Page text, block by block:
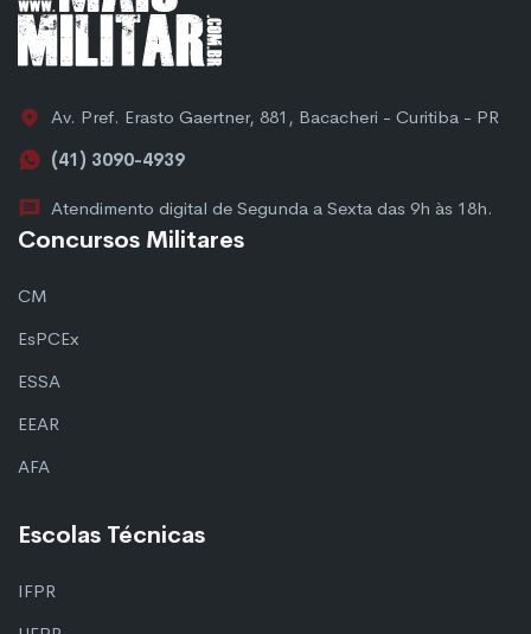
Av. Pref. Erasto Gaertner, 881, Bacacheri - Curitiba - PR
(41) 3090-4939
Atendimento digital de Segunda a Sexta das 9h às 18h.
Concursos Militares
CM
EsPCEx
ESSA
EEAR
AFA
Escolas Técnicas
IFPR